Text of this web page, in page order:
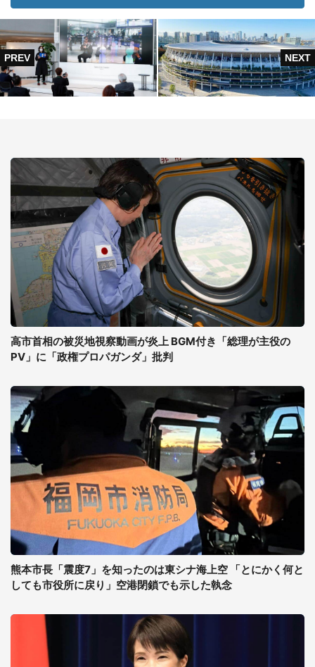
高市首相の被災地視察動画が炎上 BGM付き「総理が主役の
PV」に「政権プロパガンダ」批判
熊本市長「震度7」を知ったのは東シナ海上空 「とにかく何と
しても市役所に戻り」空港閉鎖でも示した執念